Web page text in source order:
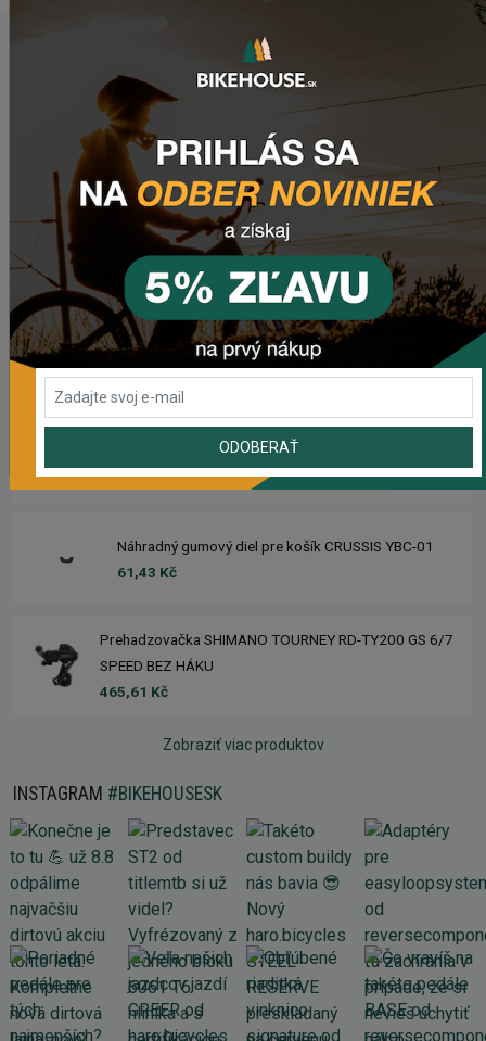
POSLEDNÉ PRIDANÉ PRODUKTY
Sedlo CHROMAG LIMBER
2 420,18 Kč
Zimušné Rukavice CHROMAG SIGNAL
1 104,44 Kč
Sedlo CHROMAG TRAILMASTER DT V2
2 223,62 Kč
Rebuild kit pedálov CHROMAG SYNTH
1 006,16 Kč
Náhradný gumový diel pre košík CRUSSIS YBC-01
61,43 Kč
Prehadzovačka SHIMANO TOURNEY RD-TY200 GS 6/7
SPEED BEZ HÁKU
465,61 Kč
Zobraziť viac produktov
INSTAGRAM #BIKEHOUSESK
ODOBERAŤ